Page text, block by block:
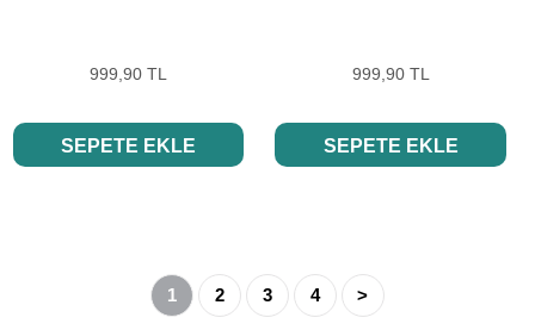
999,90 TL
SEPETE EKLE
999,90 TL
SEPETE EKLE
1 2 3 4 >